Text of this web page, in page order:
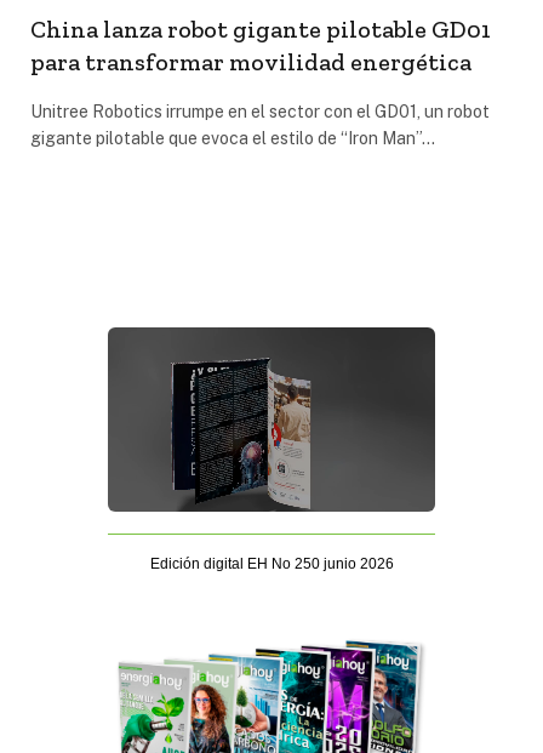
China lanza robot gigante pilotable GD01
para transformar movilidad energética
Unitree Robotics irrumpe en el sector con el GD01, un robot
gigante pilotable que evoca el estilo de “Iron Man”…
Edición digital EH No 250 junio 2026